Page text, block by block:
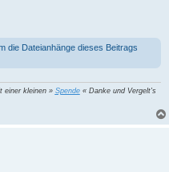
die Dateianhänge dieses Beitrags
einer kleinen » Spende« Danke und Vergelt's